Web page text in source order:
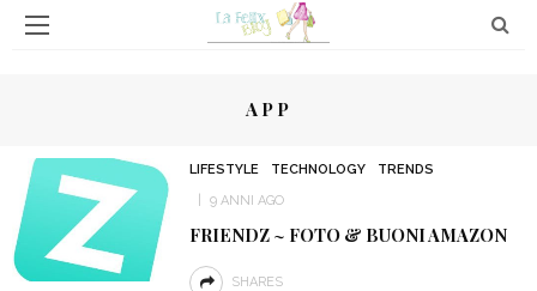
APP
LIFESTYLE TECHNOLOGY
TRENDS
9 ANNI AGO
FRIENDZ ~ FOTO & BUONI AMAZON
SHARES